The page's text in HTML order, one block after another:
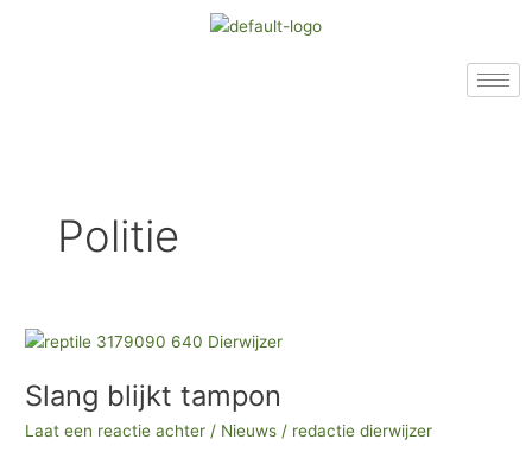
Politie
Slang blijkt tampon
Laat een reactie achter / Nieuws / redactie dierwijzer
Slang
tampon
n
n
s